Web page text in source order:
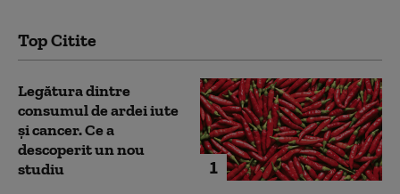
Top Citite
1
Legătura dintre
consumul de ardei iute
și cancer. Ce a
descoperit un nou
studiu